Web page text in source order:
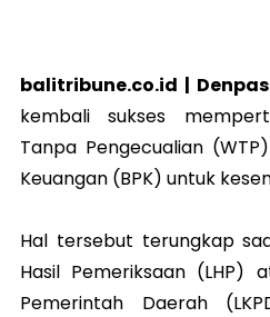
balitribune.co.id |
kembali sukses
Tanpa Pengecualian
Keuangan (BPK) untuk
Hal tersebut terungkap
Hasil Pemeriksaan (LHP)
Pemerintah Daerah